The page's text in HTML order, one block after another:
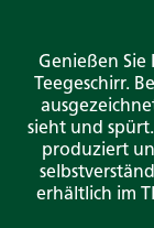
Genießen Sie
Teegeschirr.
sieht und
produziert
erhältlich im